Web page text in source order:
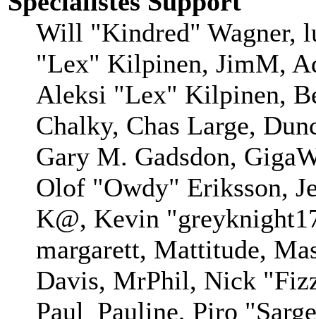
Will "Kindred" Wagner,
"Lex" Kilpinen, JimM,
Aleksi "Lex" Kilpinen,
Chalky, Chas Large,
Gary M. Gadsdon,
Olof "Owdy" Eriksson,
K@, Kevin
margarett, Mattitude,
Davis, MrPhil, Nick
Paul_Pauline, Piro